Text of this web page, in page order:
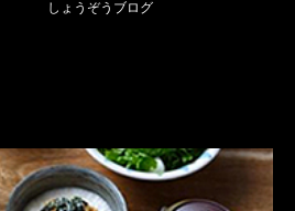
しょうぞうブログ